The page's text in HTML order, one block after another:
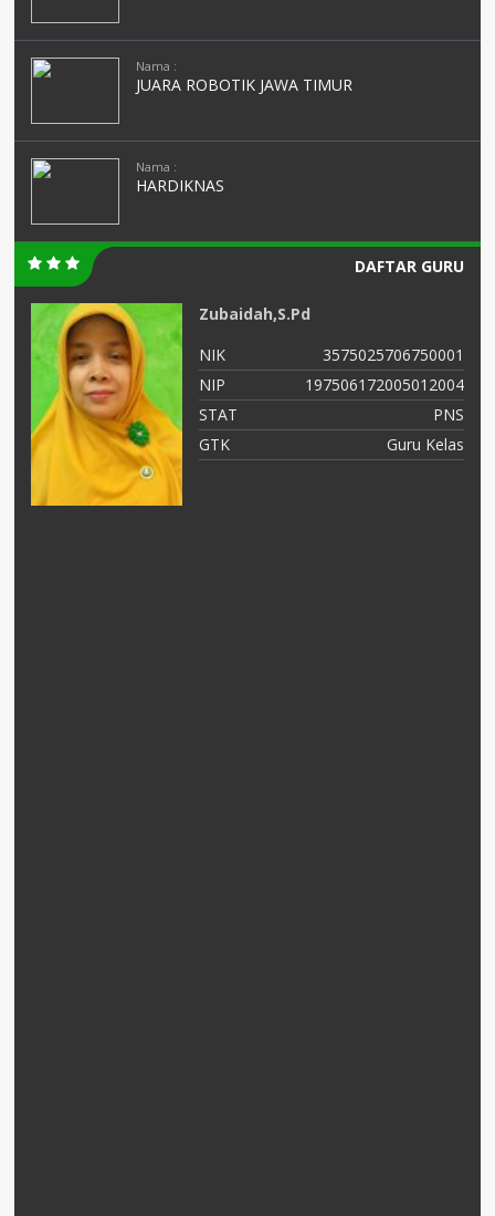
Nama :
JUARA ROBOTIK JAWA TIMUR
Nama :
HARDIKNAS
DAFTAR GURU
Zubaidah,S.Pd
NIK
3575025706750001
NIP
197506172005012004
STAT
PNS
GTK
Guru Kelas